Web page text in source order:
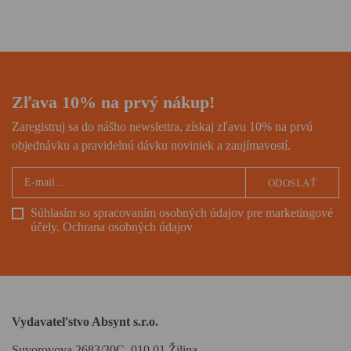
Zľava 10% na prvý nákup!
Zaregistruj sa do nášho newslettra, získaj zľavu 10% na prvú
objednávku a pravidelnú dávku noviniek a zaujímavostí.
Súhlasím so spracovaním osobných údajov pre marketingové
účely. Ochrana osobných údajov
ODOSLAŤ
Vydavateľstvo Absynt s.r.o.